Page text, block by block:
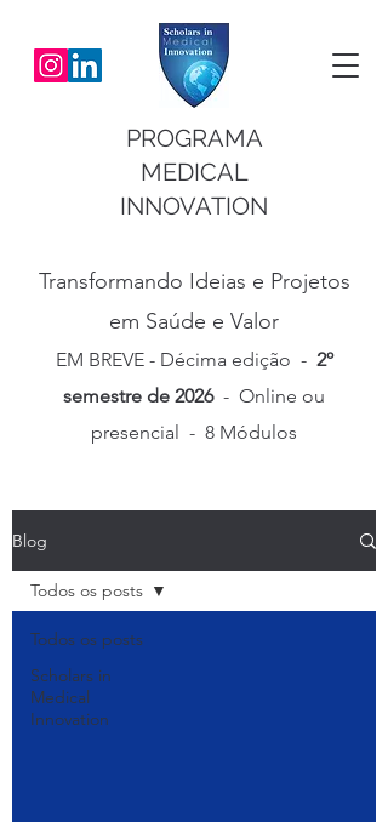
PROGRAMA
MEDICAL
INNOVATION
Transformando Ideias e Projetos
em Saúde e Valor
EM BREVE - Décimaedição - 2º
semestre de 2026- Online ou
presencial - 8 Módulos
Blog
Todos os posts
Scholars in
Medical
Innovation
Todos os posts